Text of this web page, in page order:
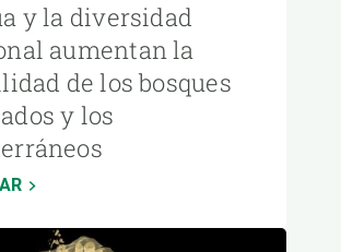
y la diversidad
aumentan la
de los bosques
y los